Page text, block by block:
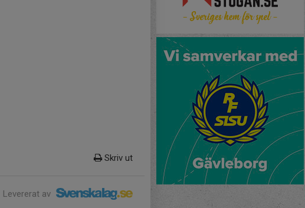
Skriv ut
Levererat av